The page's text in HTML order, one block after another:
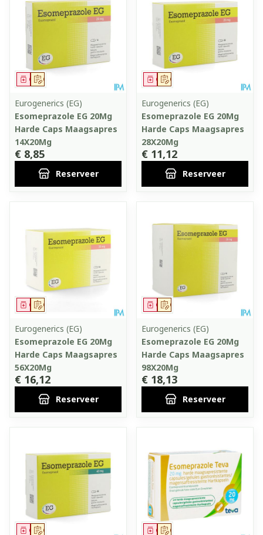
Op voorschrift
Geneesmiddel
Eurogenerics (EG)
Esomeprazole EG 20Mg
Harde Caps Maagsapres
14X20Mg
€ 8,85
Reserveer
Op voorschrift
Geneesmiddel
Eurogenerics (EG)
Esomeprazole EG 20Mg
Harde Caps Maagsapres
28X20Mg
€ 11,12
Reserveer
Op voorschrift
Geneesmiddel
Eurogenerics (EG)
Esomeprazole EG 20Mg
Harde Caps Maagsapres
56X20Mg
€ 16,12
Reserveer
Op voorschrift
Geneesmiddel
Eurogenerics (EG)
Esomeprazole EG 20Mg
Harde Caps Maagsapres
98X20Mg
€ 18,13
Reserveer
Op voorschrift
Geneesmiddel Op voorschrift
Geneesmiddel